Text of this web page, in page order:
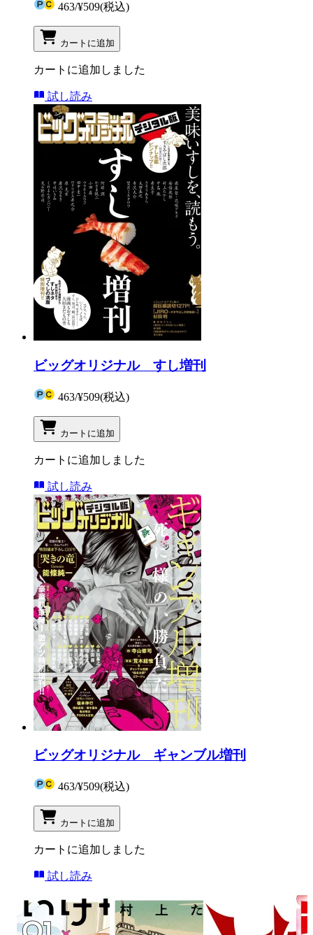
463/¥509(税込)
カートに追加
カートに追加しました
試し読み
ビッグオリジナル すし増刊
463/¥509(税込)
カートに追加
カートに追加しました
試し読み
ビッグオリジナル ギャンブル増刊
463/¥509(税込)
カートに追加
カートに追加しました
試し読み